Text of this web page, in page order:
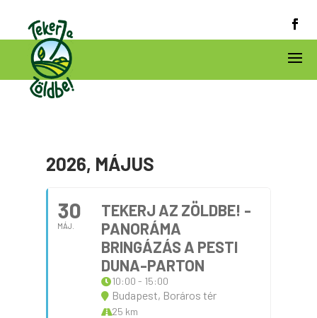
2026, MÁJUS
30
MÁJ.
TEKERJ AZ ZÖLDBE! -
PANORÁMA
BRINGÁZÁS A PESTI
DUNA-PARTON
10:00 - 15:00
Budapest, Boráros tér
25 km